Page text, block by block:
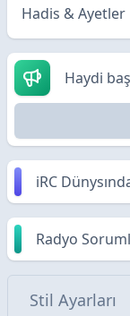
Hadis & Ayetler
Haydi
iRC
Radyo
Stil Ayarları